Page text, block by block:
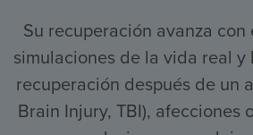
Su recuperación avanza
simulaciones de la vida real
recuperación después de un
Brain Injury, TBI),